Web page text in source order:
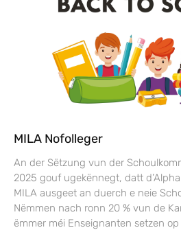
MILA Nofolleger
An der Sëtzung vun der
2025 gouf ugekënnegt, datt
MILA ausgeet an duerch e neie
Nëmmen nach ronn 20 % vun de
ëmmer méi Enseignanten setzen